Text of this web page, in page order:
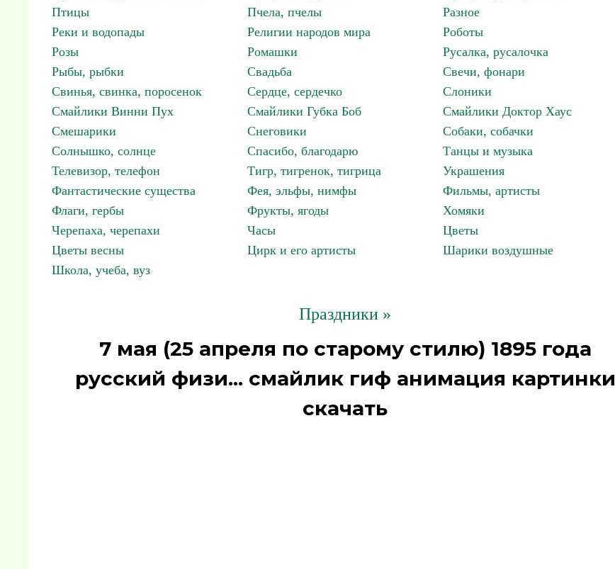
Птицы
Пчела, пчелы
Разное
Реки и водопады
Религии народов мира
Роботы
Розы
Ромашки
Русалка, русалочка
Рыбы, рыбки
Свадьба
Свечи, фонари
Свинья, свинка, поросенок
Сердце, сердечко
Слоники
Смайлики Винни Пух
Смайлики Губка Боб
Смайлики Доктор Хаус
Смешарики
Снеговики
Собаки, собачки
Солнышко, солнце
Спасибо, благодарю
Танцы и музыка
Телевизор, телефон
Тигр, тигренок, тигрица
Украшения
Фантастические существа
Фея, эльфы, нимфы
Фильмы, артисты
Флаги, гербы
Фрукты, ягоды
Хомяки
Черепаха, черепахи
Часы
Цветы
Цветы весны
Цирк и его артисты
Шарики воздушные
Школа, учеба, вуз
Праздники »
7 мая (25 апреля по старому стилю) 1895 года
русский физи... смайлик гиф анимация картинки
скачать